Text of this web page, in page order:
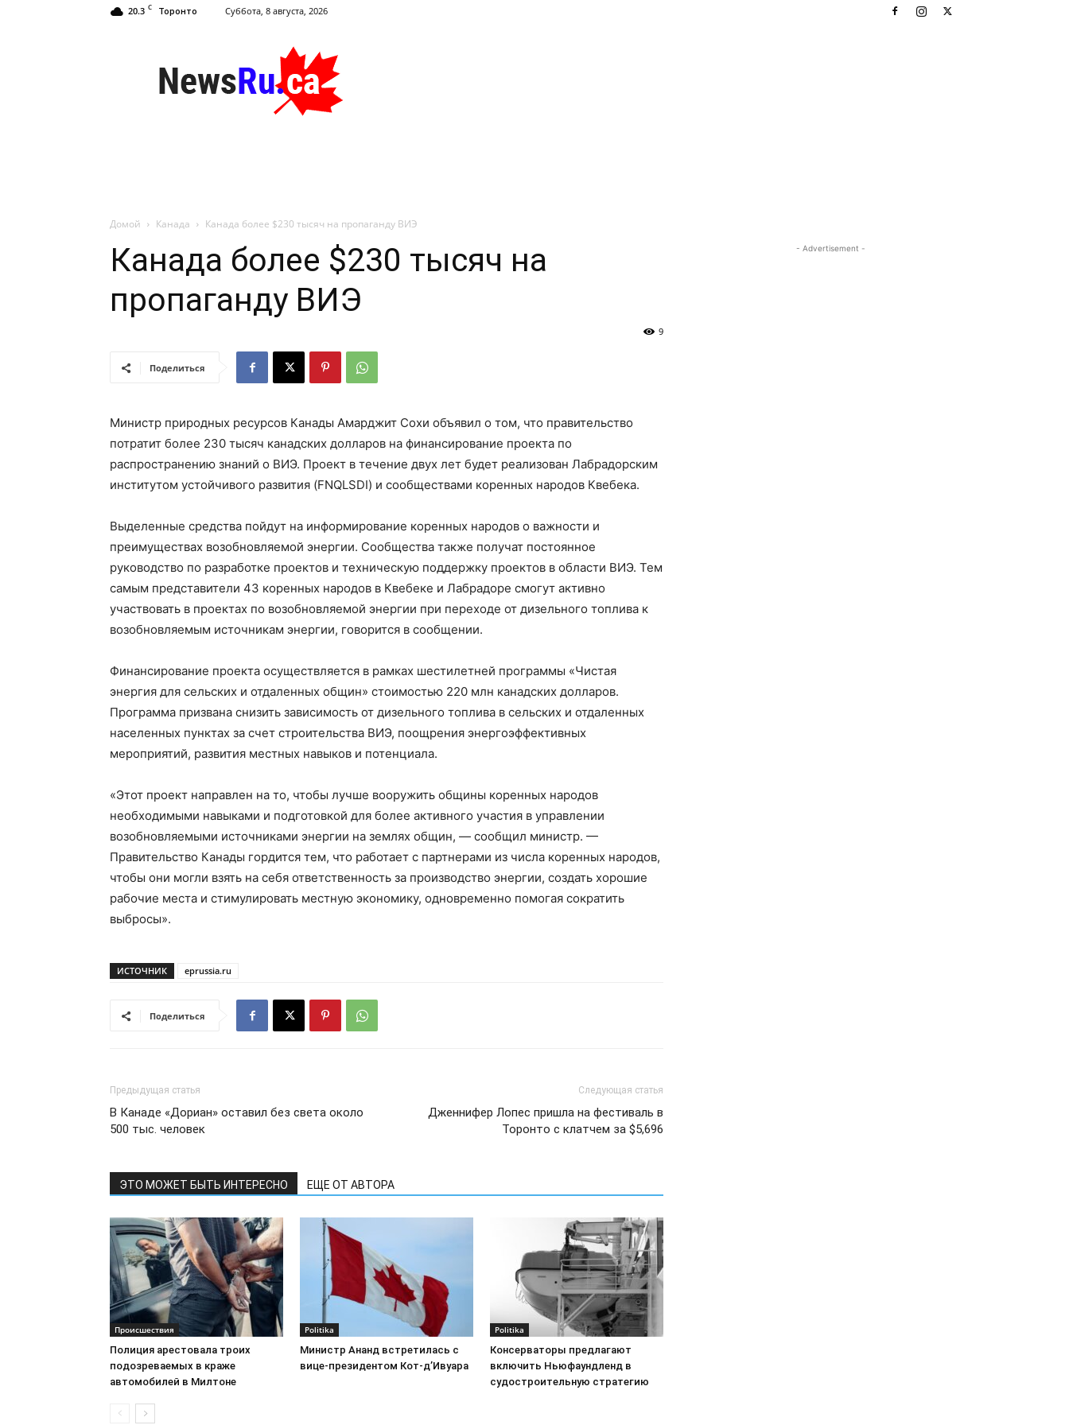
20.3 C Торонто Суббота, 8 августа, 2026
NewsRu.Ca
Домой Канада Канада более $230 тысяч на пропаганду ВИЭ
Канада более $230 тысяч на
пропаганду ВИЭ
9
Поделиться
Министр природных ресурсов Канады Амарджит Сохи объявил о том, что правительство
потратит более 230 тысяч канадских долларов на финансирование проекта по
распространению знаний о ВИЭ. Проект в течение двух лет будет реализован Лабрадорским
институтом устойчивого развития (FNQLSDI) и сообществами коренных народов Квебека.
Выделенные средства пойдут на информирование коренных народов о важности и
преимуществах возобновляемой энергии. Сообщества также получат постоянное
руководство по разработке проектов и техническую поддержку проектов в области ВИЭ. Тем
самым представители 43 коренных народов в Квебеке и Лабрадоре смогут активно
участвовать в проектах по возобновляемой энергии при переходе от дизельного топлива к
возобновляемым источникам энергии, говорится в сообщении.
Финансирование проекта осуществляется в рамках шестилетней программы «Чистая
энергия для сельских и отдаленных общин» стоимостью 220 млн канадских долларов.
Программа призвана снизить зависимость от дизельного топлива в сельских и отдаленных
населенных пунктах за счет строительства ВИЭ, поощрения энергоэффективных
мероприятий, развития местных навыков и потенциала.
«Этот проект направлен на то, чтобы лучше вооружить общины коренных народов
необходимыми навыками и подготовкой для более активного участия в управлении
возобновляемыми источниками энергии на землях общин, — сообщил министр. —
Правительство Канады гордится тем, что работает с партнерами из числа коренных народов,
чтобы они могли взять на себя ответственность за производство энергии, создать хорошие
рабочие места и стимулировать местную экономику, одновременно помогая сократить
выбросы».
ИСТОЧНИК eprussia.ru
Поделиться
Предыдущая статья
В Канаде «Дориан» оставил без света около
500 тыс. человек
Следующая статья
Дженнифер Лопес пришла на фестиваль в
Торонто с клатчем за $5,696
ЭТО МОЖЕТ БЫТЬ ИНТЕРЕСНО ЕЩЕ ОТ АВТОРА
Происшествия
Полиция арестовала троих
подозреваемых в краже
автомобилей в Милтоне
Politika
Министр Ананд встретилась с
вице-президентом Кот-д’Ивуара
Politika
Консерваторы предлагают
включить Ньюфаундленд в
судостроительную стратегию
- Advertisement -